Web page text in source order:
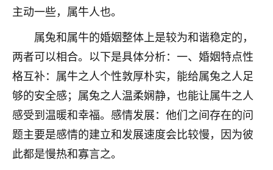
主动一些，属牛人也。
属兔和属牛的婚姻整体上是较为和谐稳定的，
两者可以相合。以下是具体分析：一、婚姻特点性
格互补：属牛之人个性敦厚朴实，能给属兔之人足
够的安全感；属兔之人温柔娴静，也能让属牛之人
感受到温暖和幸福。感情发展：他们之间存在的问
题主要是感情的建立和发展速度会比较慢，因为彼
此都是慢热和寡言之。
Jessica李
老师做不做超度法事？我想给我奶奶做超度，她今年
刚去世了。
七零老顽童：我母亲前年离世，刚开始我经常
做梦梦见她，后来也是朋友介绍，找到慧来老
师，安排了超度法事，做梦再也没有梦到过
了，一开始是半信半疑的，图个心安，给亡母
超度，现在看来，人不信也不行。
2天前 来自云南